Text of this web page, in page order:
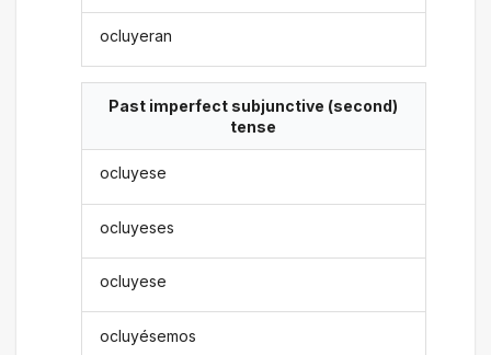
ocluyeran
Past imperfect subjunctive (second)
tense
ocluyese
ocluyeses
ocluyese
ocluyésemos